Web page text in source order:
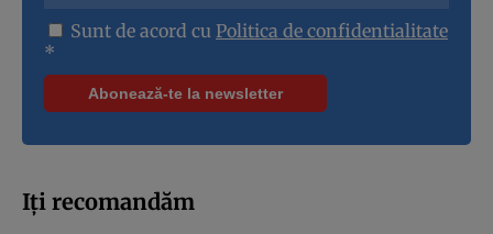
Sunt de acord cu Politica de confidentialitate
*
Iți recomandăm